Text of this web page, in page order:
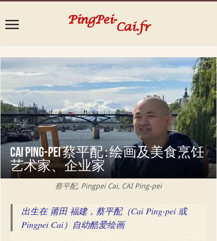
Cai Ping-pei 蔡平配 : 绘画及美食烹饪
艺术家、企业家
蔡平配, Pingpei Cai, CAI Ping-pei
出生在 莆田 福建，蔡平配（Cai Ping-pei 或
Pingpei Cai）自幼酷爱绘画